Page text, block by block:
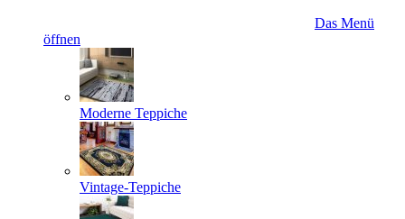
Das Menü
öffnen
Moderne Teppiche
Vintage-Teppiche